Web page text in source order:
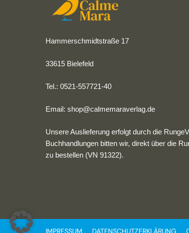
Hammerschmidtstraße 17
33615 Bielefeld
Tel.: 0521-557721-40
Email:shop@calmemaraverlag.de
Unsere Auslieferung erfolgt durch die
Buchhandlungen bitten wir, direkt über die
zu bestellen (VN 91322).
IMPRESSUM DATENSCHUTZERKLÄRUNG